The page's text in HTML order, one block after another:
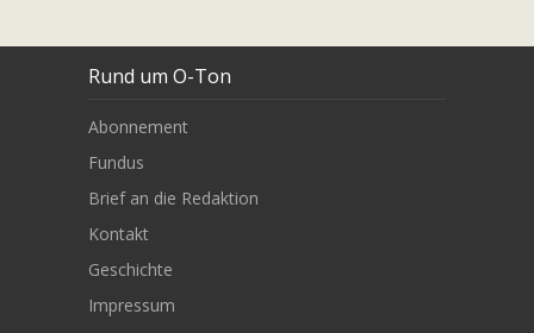
Rund um O-Ton
Abonnement
Fundus
Brief an die Redaktion
Kontakt
Geschichte
Impressum